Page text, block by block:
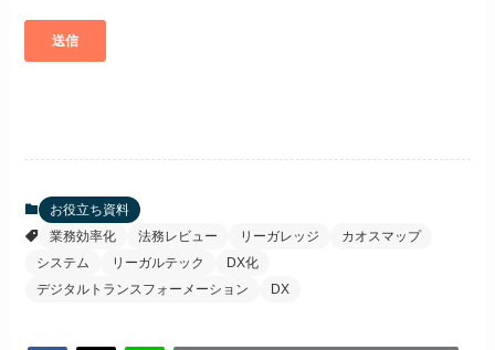
お役立ち資料
業務効率化
法務レビュー リーガレッジ
カオスマップ
システム
リーガルテック
DX化
デジタルトランスフォーメーション
DX